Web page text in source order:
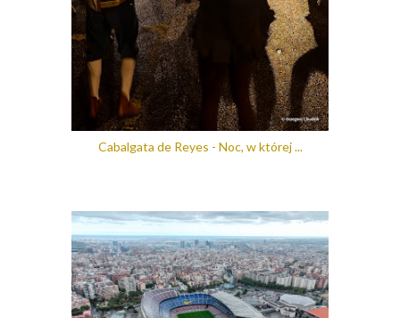
Cabalgata de Reyes - Noc, w której ...